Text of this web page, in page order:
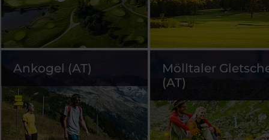
Ankogel (AT)
Mölltaler
(AT)